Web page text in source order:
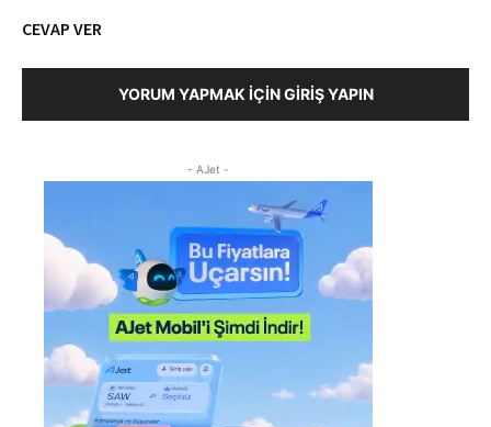
CEVAP VER
YORUM YAPMAK İÇIN GIRIŞ YAPIN
- AJet -